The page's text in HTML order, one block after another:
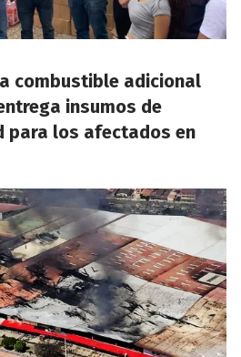
combustible adicional
insumos de
para los afectados en